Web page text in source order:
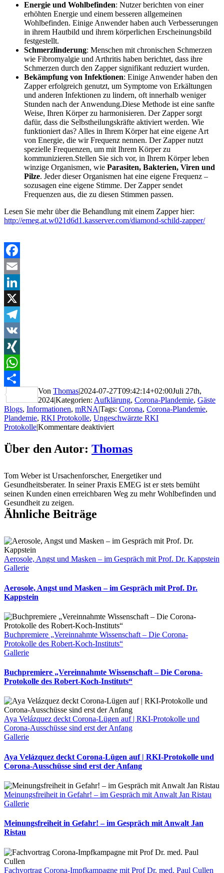
Energie und Wohlbefinden: Nutzer berichten von einer
erhöhten Energie und einem besseren allgemeinen
Wohlbefinden. Einige Anwender haben auch Verbesserungen
in ihrem Hautbild und ihrem körperlichen Erscheinungsbild
festgestellt​.
Schmerzlinderung: Menschen mit chronischen Schmerzen
wie Fibromyalgie und Arthritis haben berichtet, dass ihre
Schmerzen durch den Zapper signifikant reduziert wurden​​.
Bekämpfung von Infektionen: Einige Anwender haben den
Zapper erfolgreich genutzt, um Symptome von Erkältungen
und anderen Infektionen zu lindern, oft innerhalb weniger
Stunden nach der Anwendung​​.Diese Methode ist eine sanfte
Weise, Ihren Körper zu harmonisieren. Der Zapper sorgt
dafür, dass die Selbstheilungskräfte aktiviert werden. Wie
funktioniert das? Alles in Ihrem Körper hat eine eigene Art
von Energie, die wir Frequenz nennen. Der Zapper nutzt
spezielle Frequenzen, um mit Ihrem Körper zu
kommunizieren.Stellen Sie sich vor, in Ihrem Körper leben
winzige Organismen, wie Parasiten, Bakterien, Viren und
Pilze. Jeder dieser Organismen hat eine eigene Frequenz –
sozusagen eine eigene Stimme. Der Zapper sendet
Frequenzen aus, die zu diesen Stimmen passen.
Lesen Sie mehr über die Behandlung mit einem Zapper hier:
http://emeg.at.w021d6d1.kasserver.com/diamond-schild-zapper/
Facebook
Email
LinkedIn
X
Telegram
VK
XING
WhatsApp
Teilen
Von Thomas|2024-07-27T09:42:14+02:00Juli 27th,
2024|Kategorien: Aufklärung, Corona-Plandemie, Gäste
Blogs, Informationen, mRNA|Tags: Corona, Corona-Plandemie,
Plandemie, RKI Protokolle, Ungeschwärzte RKI
Protokolle|Kommentare deaktiviertfür
RKI-
veröffentlicht
–
Pressekonferenz
mit
Über den Autor: Thomas
Tom Weber ist Ursachenforscher, Energetiker und
Gesundheitsberater. In seiner Praxis EMEG ist er stets bemüht
seinen Kunden einen erreichbaren Weg zu mehr Wohlbefinden und
Gesundheit zu zeigen.
Ähnliche Beiträge
Aerosole, Angst und Masken – im Gespräch mit Prof. Dr. Kappstein
Gallerie
Aerosole, Angst und Masken – im Gespräch mit Prof. Dr.
Kappstein
Buchpremiere „Vereinnahmte Wissenschaft – Die Corona-
Protokolle des Robert-Koch-Instituts“
Gallerie
Buchpremiere „Vereinnahmte Wissenschaft – Die Corona-
Protokolle des Robert-Koch-Instituts“
Aya Velázquez deckt Corona-Lügen auf | RKI-Protokolle und
Corona-Ausschüsse sind erst der Anfang
Gallerie
Aya Velázquez deckt Corona-Lügen auf | RKI-Protokolle und
Corona-Ausschüsse sind erst der Anfang
Meinungsfreiheit in Gefahr! – im Gespräch mit Anwalt Jan Ristau
Gallerie
Meinungsfreiheit in Gefahr! – im Gespräch mit Anwalt Jan
Ristau
Fachvortrag Corona-Impfkampagne mit Prof Dr. med. Paul Cullen